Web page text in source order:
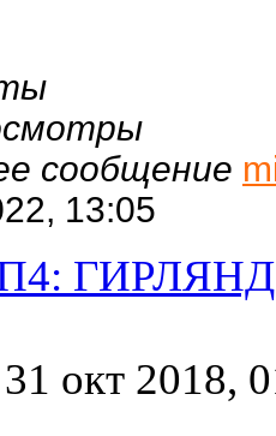
сообщение
13:05
окт 2018,